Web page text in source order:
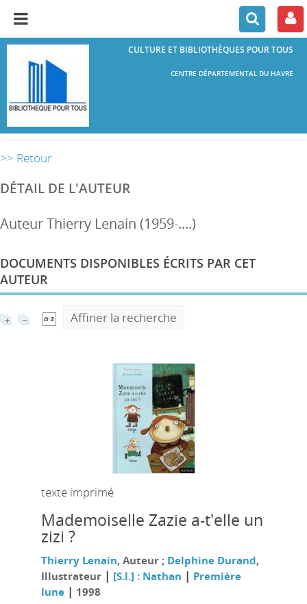
CULTURE ET BIBLIOTHÈQUES POUR TOUS
CENTRE DÉPARTEMENTAL DU HAVRE
>> Retour
DÉTAIL DE L'AUTEUR
Auteur Thierry Lenain (1959-....)
DOCUMENTS DISPONIBLES ÉCRITS PAR CET
AUTEUR
Affiner la recherche
texte imprimé
Mademoiselle Zazie a-t'elle un
zizi ?
Thierry Lenain, Auteur ; Delphine Durand,
Illustrateur | [S.l.] : Nathan | Première
lune| 1998